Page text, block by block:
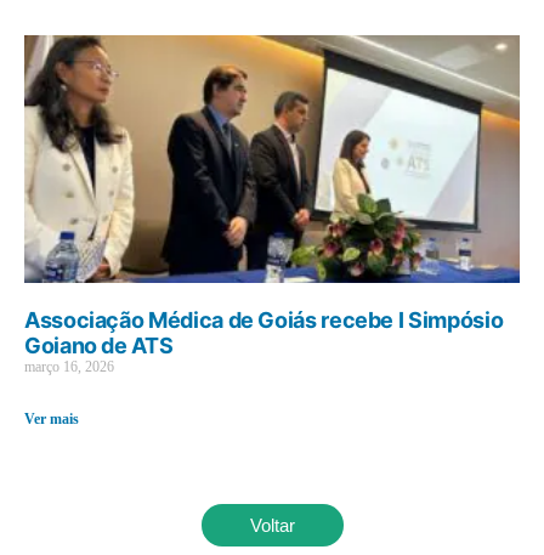
Associação Médica de Goiás recebe I Simpósio
Goiano de ATS
março 16, 2026
Ver mais
Voltar